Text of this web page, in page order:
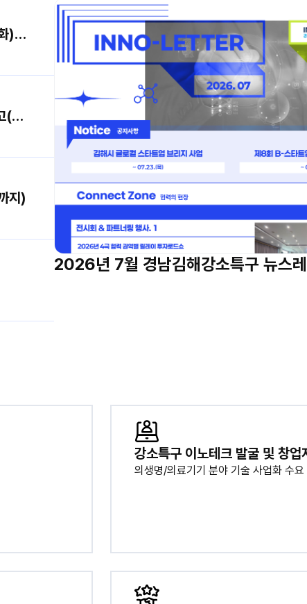
(기간연장)글로벌 이노베이션 브릿지(일본) 참여기업 모집 공고(~7/21(화) 14:00까지)
2026년 헬스케어 위크(Healthcare Week 2026) 참여기업 모집공고(~7/20(월). 14:00까지)
지)
2026년 7월 경남김해강소특구 뉴스레
강소특구 이노테크 발굴 및 창업
의생명/의료기기 분야 기술 사업화 수요